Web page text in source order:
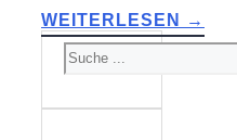
WEITERLESEN →
SUCHEN